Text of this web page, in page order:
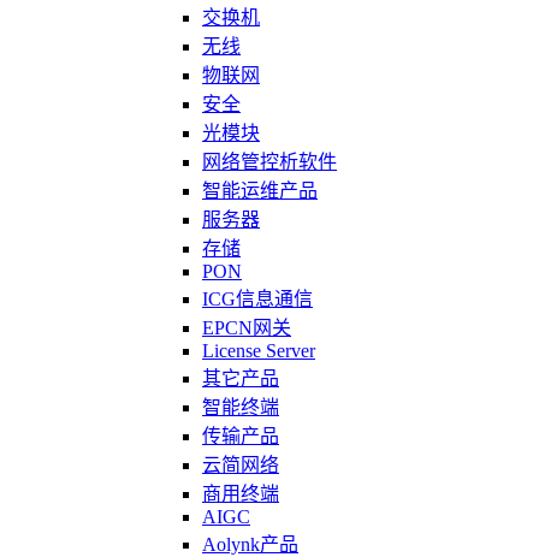
交换机
无线
物联网
安全
光模块
网络管控析软件
智能运维产品
服务器
存储
PON
ICG信息通信
EPCN网关
License Server
其它产品
智能终端
传输产品
云简网络
商用终端
AIGC
Aolynk产品